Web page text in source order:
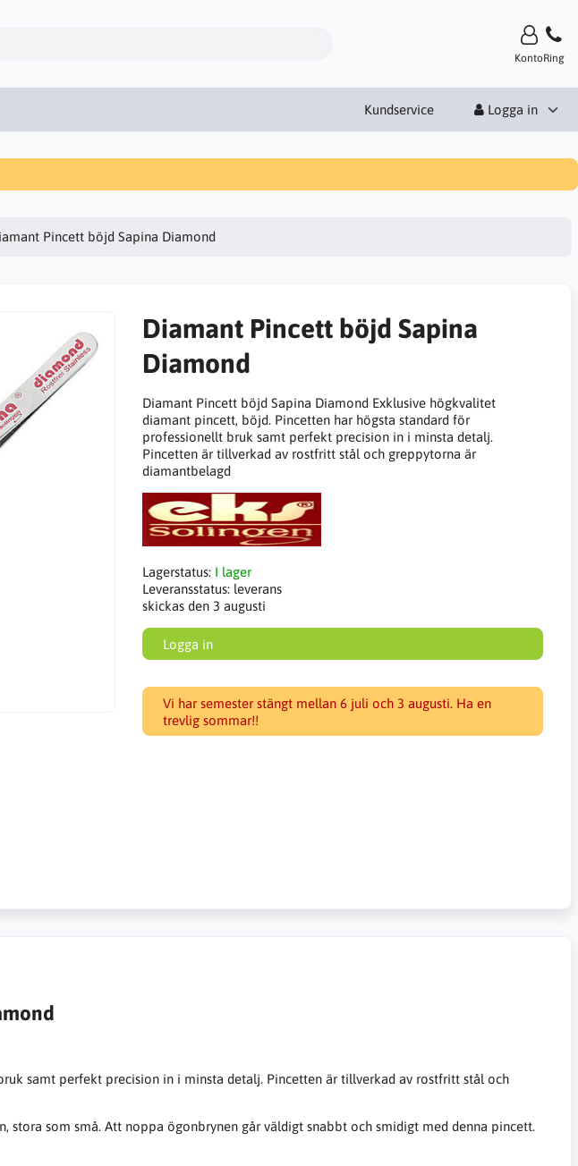
KontoRing
Kundservice Logga in
Pincett böjd Sapina Diamond
Diamant Pincett böjd Sapina
Diamond
Diamant Pincett böjd Sapina Diamond Exklusive högkvalitet
diamant pincett, böjd. Pincetten har högsta standard för
professionellt bruk samt perfekt precision in i minsta detalj.
Pincetten är tillverkad av rostfritt stål och greppytorna är
diamantbelagd
Lagerstatus: I lager
Leveransstatus: leverans
skickas den 3 augusti
Logga in
Vi har semester stängt mellan 6 juli och 3 augusti. Ha en
trevlig sommar!!
samt perfekt precision in i minsta detalj. Pincetten är tillverkad av rostfritt stål och
stora som små. Att noppa ögonbrynen går väldigt snabbt och smidigt med denna pincett.